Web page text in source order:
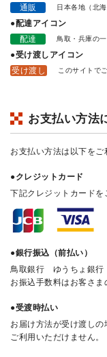
通販
日本各地（北
●配達アイコン
配達
鳥取・兵庫の
●受け渡しアイコン
受け渡し
このサイトで
お支払い方法
お支払い方法は以下をご
●クレジットカード
下記クレジットカードを
●銀行振込（前払い）
鳥取銀行 ゆうちょ銀行
お振込手数料はお客さま
●受渡時払い
お届け方法が受け渡し
ご利用いただけません。